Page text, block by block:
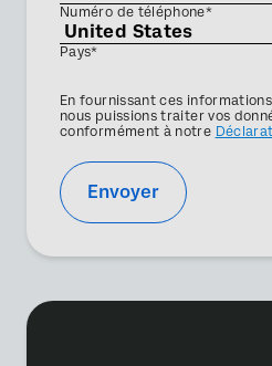
Numéro de téléphone*
Pays*
Privacy
Optin
En fournissant ces
nous puissions traiter vos
conformément à notre
Envoyer